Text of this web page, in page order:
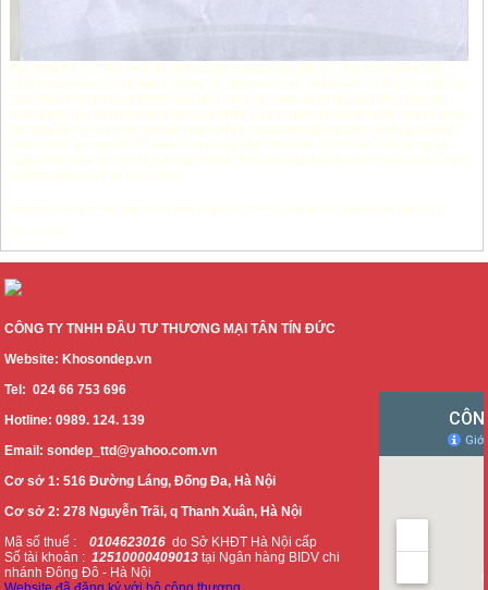
thu mua tivi cu , thu mua tủ lạnh cũ, thu mua máy giặt cũ, thu mua điều hòa
cũ, thu mua loa cũ, thu mua amply cũ , thu mua dan am thanh cũ, thu mua đồ cũ ,
Sua dieu hoa tai nam dinh sửa điều hòa tại nam định
lắp đặt điều hòa tại
nam định
lap dat dieu hoa tai nam dinh sua tu lanh tai nam dinh sửa tủ lạnh
tại nam định sua may giat tai nam dinh sửa máy giặt tại nam định sửa bình
nóng lạnh tại nam định sua binh nong lanh tai nam dinh sửa lò vi sóng tại
nam định sua lo vi song tai nam dinh bao duong dieu hoa tai nam dinh
bảo
dưỡng điều hòa tại nam định
sửa tivi lcd sửa tivi led sửa tivi tại nhà sửa tivi tại Hà Nội sua tivi lcd sua tivi led
sua tivi tai
nha
sua tivi
CÔNG TY TNHH ĐẦU TƯ THƯƠNG MẠI TÂN TÍN ĐỨC
Website: Khosondep.vn
Tel: 024 66 753 696
Hotline: 0989. 124. 139
Email: sondep_ttd@yahoo.com.vn
Cơ sở 1: 516 Đường Láng, Đống Đa, Hà Nội
Cơ sở 2: 278 Nguyễn Trãi, q Thanh Xuân, Hà Nội
Mã số thuế :0104623016do Sở KHĐT Hà Nội cấp
Số tài khoản :12510000409013 tại Ngân hàng BIDV chi
nhánh Đông Đô - Hà Nội